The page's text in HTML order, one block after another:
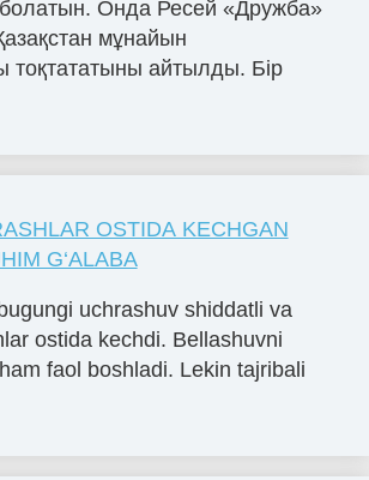
Онда Ресей «Дружба»
мұнайын
тоқтататыны айтылды. Бір
OSTIDA KECHGAN
G‘ALABA
uchrashuv shiddatli va
ostida kechdi. Bellashuvni
faol boshladi. Lekin tajribali